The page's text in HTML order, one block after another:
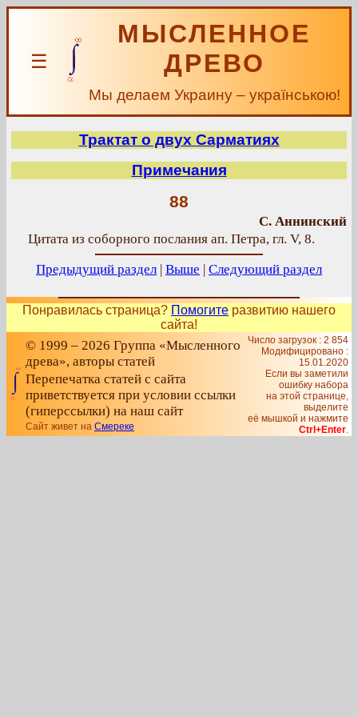
☰
МЫСЛЕННОЕ
ДРЕВО
Мы делаем Украину – українською!
Трактат о двух Сарматиях
Примечания
88
С. Аннинский
Цитата из соборного послания ап. Петра, гл. V, 8.
Предыдущий раздел | Выше | Следующий раздел
Понравилась страница? Помогите развитию нашего
сайта!
© 1999 – 2026 Группа «Мысленного
древа», авторы статей
Перепечатка статей с сайта
приветствуется при условии ссылки
(гиперссылки) на наш сайт
Сайт живет на Смереке
Число загрузок : 2 854
Модифицировано :
15.01.2020
Если вы заметили
ошибку набора
на этой странице,
выделите
её мышкой и нажмите
Ctrl+Enter.